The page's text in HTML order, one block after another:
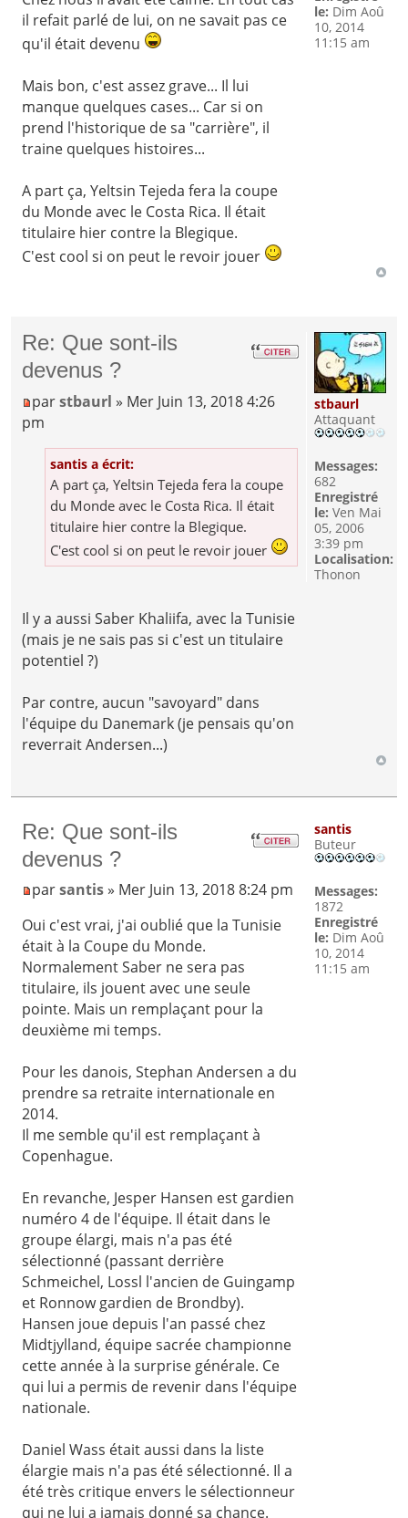
il refait parlé de lui, on ne savait pas ce
qu'il était devenu
Mais bon, c'est assez grave... Il lui
manque quelques cases... Car si on
prend l'historique de sa "carrière", il
traine quelques histoires...
A part ça, Yeltsin Tejeda fera la coupe
du Monde avec le Costa Rica. Il était
titulaire hier contre la Blegique.
C'est cool si on peut le revoir jouer
le: Dim Aoû
10, 2014
11:15 am
Re: Que sont-ils
devenus ?
parstbaurl » Mer Juin 13, 2018 4:26
pm
santis a écrit:
A part ça, Yeltsin Tejeda fera la coupe
du Monde avec le Costa Rica. Il était
titulaire hier contre la Blegique.
C'est cool si on peut le revoir jouer
Il y a aussi Saber Khaliifa, avec la Tunisie
(mais je ne sais pas si c'est un titulaire
potentiel ?)
Par contre, aucun "savoyard" dans
l'équipe du Danemark (je pensais qu'on
reverrait Andersen...)
stbaurl
Attaquant
Messages:
682
Enregistré
le: Ven Mai
05, 2006
3:39 pm
Localisation:
Thonon
Re: Que sont-ils
devenus ?
parsantis» Mer Juin 13, 2018 8:24 pm
Oui c'est vrai, j'ai oublié que la Tunisie
était à la Coupe du Monde.
Normalement Saber ne sera pas
titulaire, ils jouent avec une seule
pointe. Mais un remplaçant pour la
deuxième mi temps.
Pour les danois, Stephan Andersen a du
prendre sa retraite internationale en
2014.
Il me semble qu'il est remplaçant à
Copenhague.
En revanche, Jesper Hansen est gardien
numéro 4 de l'équipe. Il était dans le
groupe élargi, mais n'a pas été
sélectionné (passant derrière
Schmeichel, Lossl l'ancien de Guingamp
et Ronnow gardien de Brondby).
Hansen joue depuis l'an passé chez
Midtjylland, équipe sacrée championne
cette année à la surprise générale. Ce
qui lui a permis de revenir dans l'équipe
nationale.
Daniel Wass était aussi dans la liste
élargie mais n'a pas été sélectionné. Il a
été très critique envers le sélectionneur
qui ne lui a jamais donné sa chance.
santis
Buteur
Messages:
1872
Enregistré
le: Dim Aoû
10, 2014
11:15 am